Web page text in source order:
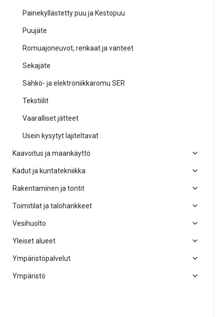
Painekyllästetty puu ja Kestopuu
Puujäte
Romuajoneuvot, renkaat ja vanteet
Sekajäte
Sähkö- ja elektroniikkaromu SER
Tekstiilit
Vaaralliset jätteet
Usein kysytyt lajiteltavat
Kaavoitus ja maankäyttö
Kadut ja kuntatekniikka
Rakentaminen ja tontit
Toimitilat ja talohankkeet
Vesihuolto
Yleiset alueet
Ympäristöpalvelut
Ympäristö